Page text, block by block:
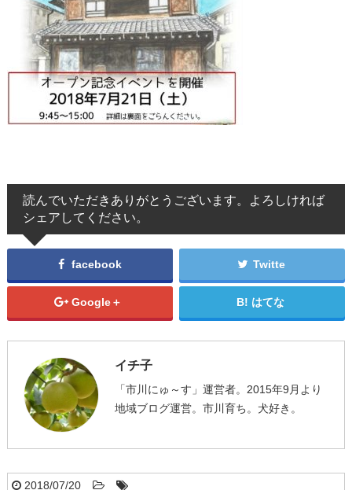
読んでいただきありがとうございます。よろしければ
シェアしてください。
facebook Twitte
Google＋ はてな
イチ子
「市川にゅ～す」運営者。2015年9月より
地域ブログ運営。市川育ち。犬好き。
2018/07/20